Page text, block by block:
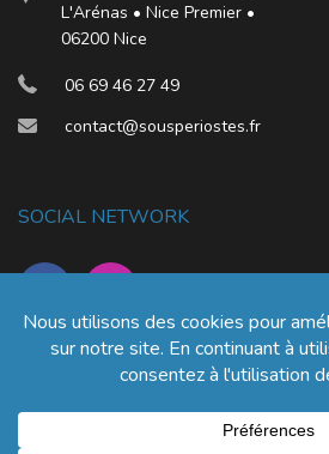
L'Arénas • Nice Premier •
06200 Nice
06 69 46 27 49
contact@sousperiostes.fr
SOCIAL NETWORK